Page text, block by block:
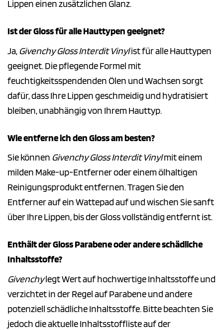
Lippen einen zusätzlichen Glanz.
Ist der Gloss für alle Hauttypen geeignet?
Ja, Givenchy Gloss Interdit Vinylist für alle Hauttypen
geeignet. Die pflegende Formel mit
feuchtigkeitsspendenden Ölen und Wachsen sorgt
dafür, dass Ihre Lippen geschmeidig und hydratisiert
bleiben, unabhängig von Ihrem Hauttyp.
Wie entferne ich den Gloss am besten?
Sie können Givenchy Gloss Interdit Vinylmit einem
milden Make-up-Entferner oder einem ölhaltigen
Reinigungsprodukt entfernen. Tragen Sie den
Entferner auf ein Wattepad auf und wischen Sie sanft
über Ihre Lippen, bis der Gloss vollständig entfernt ist.
Enthält der Gloss Parabene oder andere schädliche
Inhaltsstoffe?
Givenchylegt Wert auf hochwertige Inhaltsstoffe und
verzichtet in der Regel auf Parabene und andere
potenziell schädliche Inhaltsstoffe. Bitte beachten Sie
jedoch die aktuelle Inhaltsstoffliste auf der